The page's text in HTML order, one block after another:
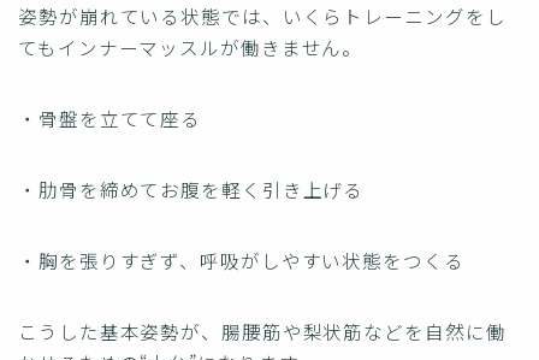
姿勢が崩れている状態では、いくらトレーニングをし
てもインナーマッスルが働きません。
・骨盤を立てて座る
・肋骨を締めてお腹を軽く引き上げる
・胸を張りすぎず、呼吸がしやすい状態をつくる
こうした基本姿勢が、腸腰筋や梨状筋などを自然に働